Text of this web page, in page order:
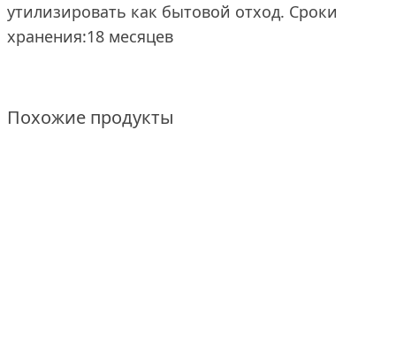
утилизировать как бытовой отход. Сроки
хранения:18 месяцев
Похожие продукты